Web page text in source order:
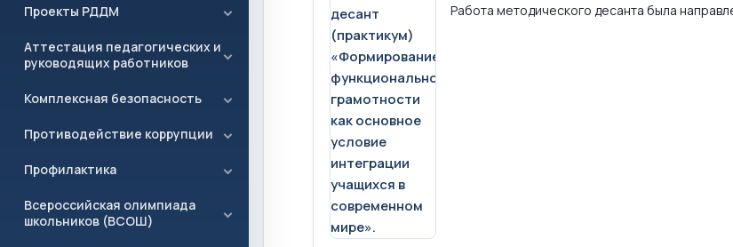
Проекты РДДМ
Аттестация педагогических и
руководящих работников
Комплексная безопасность
Противодействие коррупции
Профилактика
Всероссийская олимпиада
школьников (ВСОШ)
Работа методического десанта была